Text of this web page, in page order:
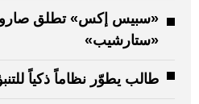
«سبيس إكس» تطلق
«ستارشيب»
طالب يطوّر نظاماً ذكياً